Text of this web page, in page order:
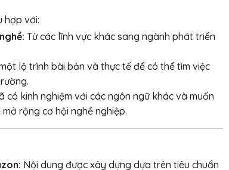
hợp với:
Từ các lĩnh vực khác sang ngành phát triển
lộ trình bài bản và thực tế để có thể tìm việc
có kinh nghiệm với các ngôn ngữ khác và muốn
rộng cơ hội nghề nghiệp.
Nội dung được xây dựng dựa trên tiêu chuẩn